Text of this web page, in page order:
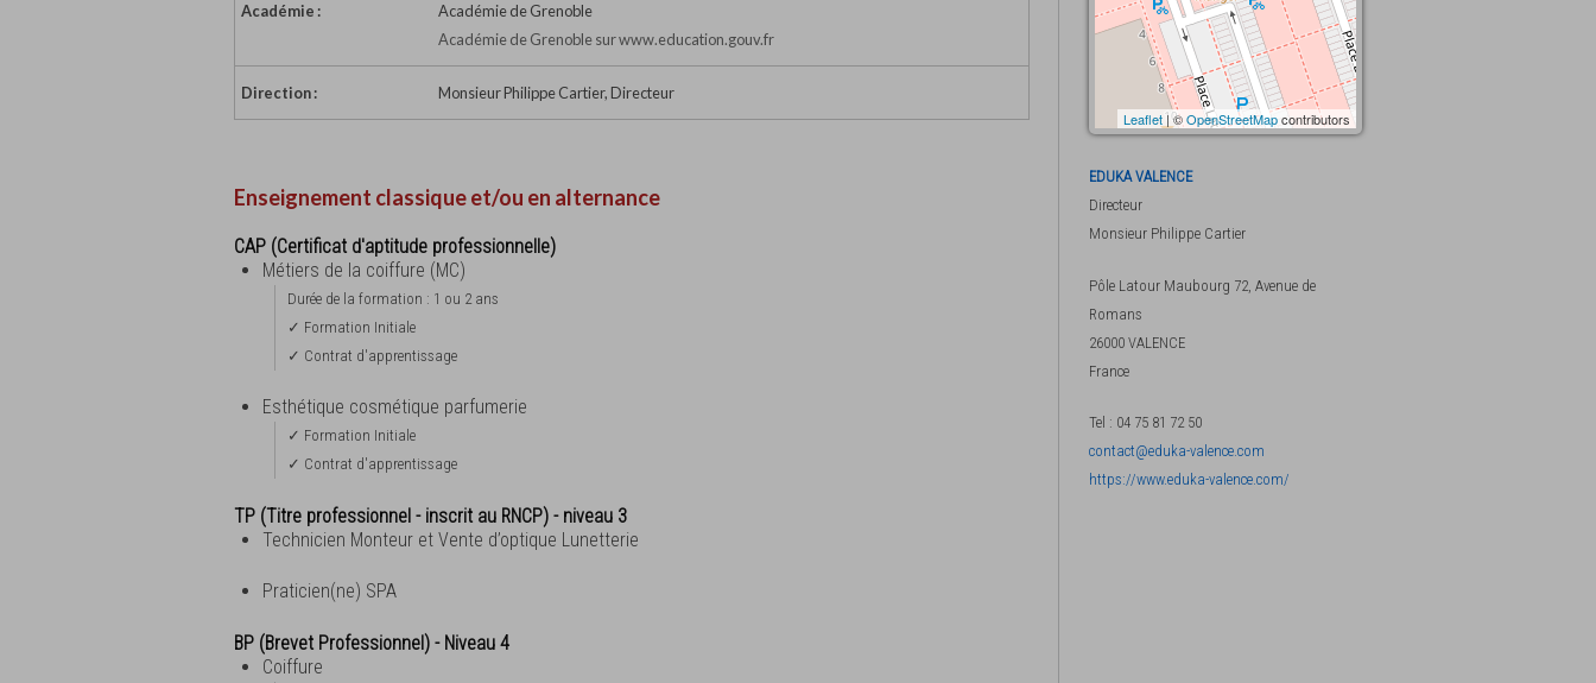
Académie :
Académie de Grenoble
Académie de Grenoble sur www.education.gouv.fr
Direction : Monsieur Philippe Cartier, Directeur
Enseignement classique et/ou en alternance
CAP (Certificat d'aptitude professionnelle)
Métiers de la coiffure (MC)
Durée de la formation : 1 ou 2 ans
✓ Formation Initiale
✓ Contrat d'apprentissage
Esthétique cosmétique parfumerie
✓ Formation Initiale
✓ Contrat d'apprentissage
TP (Titre professionnel - inscrit au RNCP) - niveau 3
Technicien Monteur et Vente d’optique Lunetterie
Praticien(ne) SPA
BP (Brevet Professionnel) - Niveau 4
Coiffure
Leaflet| ©OpenStreetMapcontributors
EDUKA VALENCE
Directeur
Monsieur Philippe Cartier
Pôle Latour Maubourg 72, Avenue de
Romans
26000 VALENCE
France
Tel : 04 75 81 72 50
contact@eduka-valence.com
https://www.eduka-valence.com/